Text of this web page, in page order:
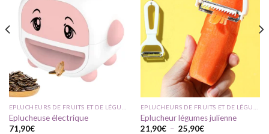
liste
d'envie
Eplucheuse électrique
71,90€
Ajouter
à ma
liste
d'envie
Eplucheur légumes julienne
21,90€ – 25,90€Plage